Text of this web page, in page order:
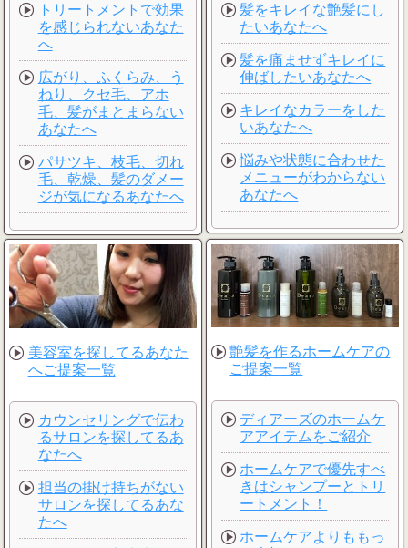
トリートメントで効果
を感じられないあなた
へ
広がり、ふくらみ、う
ねり、クセ毛、アホ
毛、髪がまとまらない
あなたへ
パサツキ、枝毛、切れ
毛、乾燥、髪のダメー
ジが気になるあなたへ
髪をキレイな艶髪にし
たいあなたへ
髪を痛ませずキレイに
伸ばしたいあなたへ
キレイなカラーをした
いあなたへ
悩みや状態に合わせた
メニューがわからない
あなたへ
美容室を探してるあなた
へご提案一覧
カウンセリングで伝わ
るサロンを探してるあ
なたへ
担当の掛け持ちがない
サロンを探してるあな
たへ
艶髪を作るホームケアの
ご提案一覧
ディアーズのホームケ
アアイテムをご紹介
ホームケアで優先すべ
きはシャンプーとトリ
ートメント！
ホームケアよりももっ